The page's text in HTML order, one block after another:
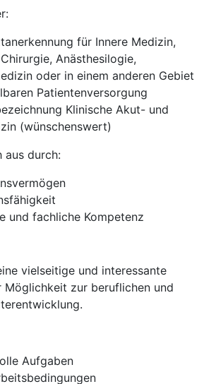
für Innere Medizin,
Anästhesilogie,
oder in einem anderen Gebiet
Patientenversorgung
Klinische Akut- und
(wünschenswert)
aus durch:
und fachliche Kompetenz
vielseitige und interessante
zur beruflichen und
Aufgaben